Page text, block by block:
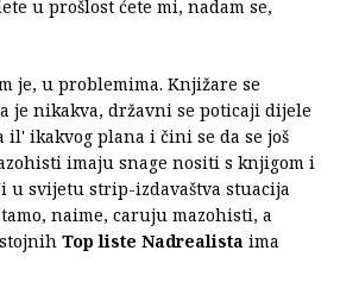
u prošlost ćete mi, nadam se,
je, u problemima. Knjižare se
je nikakva, državni se poticaji dijele
ikakvog plana i čini se da se još
imaju snage nositi s knjigom i
u svijetu strip-izdavaštva stuacija
naime, caruju mazohisti, a
Top liste Nadrealista ima